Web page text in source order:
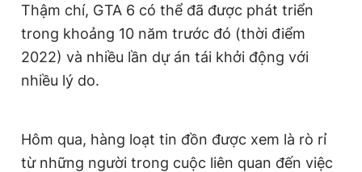
Giấy phép xuất bản số 110/GP - BTTTT cấp ngày 24.3.2020
© 2003-2026 Bản quyền thuộc về Báo Thanh Niên. Cấm sao
chép dưới mọi hình thức nếu không có sự chấp thuận bằng văn
bản. Phát triển bởi ePi Technologies, JSC.
Thậm chí, GTA 6 có thể đã được phát triển
trong khoảng 10 năm trước đó (thời điểm
2022) và nhiều lần dự án tái khởi động với
nhiều lý do.
Hôm qua, hàng loạt tin đồn được xem là rò rỉ
từ những người trong cuộc liên quan đến việc